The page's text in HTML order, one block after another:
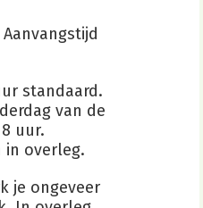
standaard.
van de
uur.
in overleg.
je ongeveer